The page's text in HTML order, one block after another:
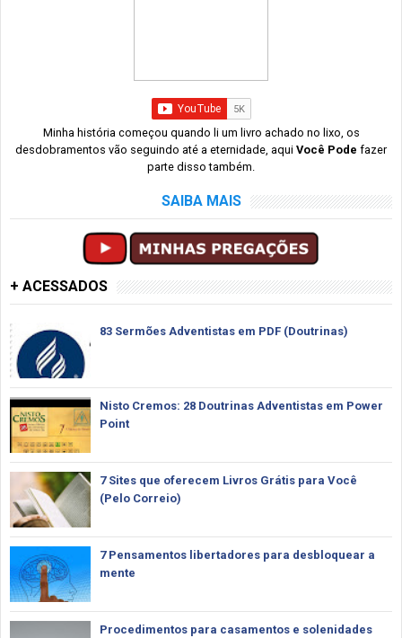
Minha história começou quando li um livro achado no lixo, os
desdobramentos vão seguindo até a eternidade, aqui Você Pode fazer
parte disso também.
SAIBA MAIS
+ ACESSADOS
83 Sermões Adventistas em PDF (Doutrinas)
Nisto Cremos: 28 Doutrinas Adventistas em Power
Point
7 Sites que oferecem Livros Grátis para Você
(Pelo Correio)
7 Pensamentos libertadores para desbloquear a
mente
Procedimentos para casamentos e solenidades